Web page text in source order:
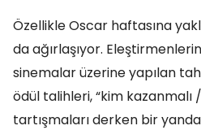
Özellikle Oscar haftasına
da ağırlaşıyor.
sinemalar üzerine yapılan
ödül talihleri, “kim kazanmalı
tartışmaları derken bir